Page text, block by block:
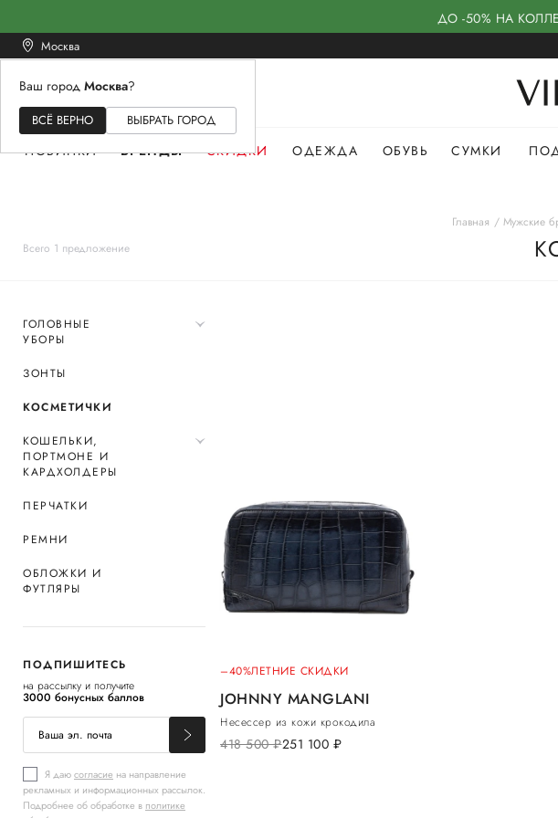
ДО -50% НА
Москва
Ваш город Москва?
ВСЁ ВЕРНО ВЫБРАТЬ ГОРОД
ЖЕНСКОЕМУЖСКОЕ
НОВИНКИ БРЕНДЫ СКИДКИ ОДЕЖДА ОБУВЬ СУМКИ
Всего 1 предложение
Главная Мужские
ГОЛОВНЫЕ
УБОРЫ
ЗОНТЫ
КОСМЕТИЧКИ
КОШЕЛЬКИ,
ПОРТМОНЕ И
КАРДХОЛДЕРЫ
ПЕРЧАТКИ
РЕМНИ
ОБЛОЖКИ И
ФУТЛЯРЫ
ПОДПИШИТЕСЬ
на рассылку и получите
3000 бонусных баллов
Я даюсогласие на направление
рекламных и информационных рассылок.
Подробнее об обработке в политике
–40%ЛЕТНИЕ СКИДКИ
JOHNNY MANGLANI
Несессер из кожи крокодила
418 500руб.251 100 руб.